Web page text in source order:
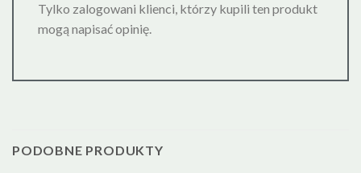
Tylko zalogowani klienci, którzy kupili ten produkt
mogą napisać opinię.
PODOBNE PRODUKTY